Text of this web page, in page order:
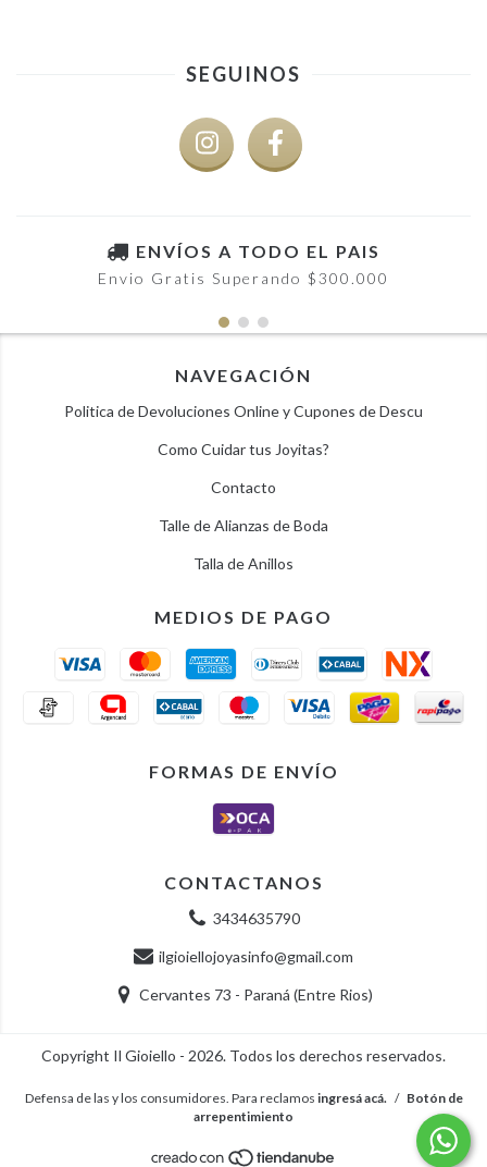
SEGUINOS
ENVÍOS A TODO EL PAIS
Envio Gratis Superando $300.000
NAVEGACIÓN
Politica de Devoluciones Online y Cupones de Descu
Como Cuidar tus Joyitas?
Contacto
Talle de Alianzas de Boda
Talla de Anillos
MEDIOS DE PAGO
FORMAS DE ENVÍO
CONTACTANOS
3434635790
ilgioiellojoyasinfo@gmail.com
Cervantes 73 - Paraná (Entre Rios)
Copyright Il Gioiello - 2026. Todos los derechos reservados.
Defensa de las y los consumidores. Para reclamos ingresá acá. / Botón de
arrepentimiento